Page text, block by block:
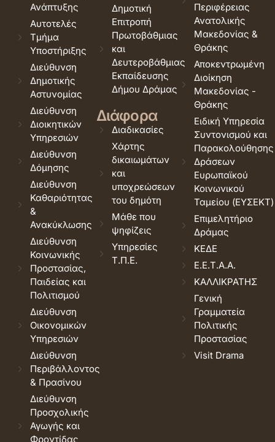
Ανάπτυξης
Αυτοτελές
Τμήμα
Υποστήριξης
Διεύθυνση
Δημοτικής
Αστυνομίας
Διεύθυνση
Διοικητικών
Υπηρεσιών
Διεύθυνση
Δόμησης
Διεύθυνση
Καθαριότητας
&
Ανακύκλωσης
Διεύθυνση
Κοινωνικής
Προστασίας,
Παιδείας και
Πολιτισμού
Διεύθυνση
Οικονομικών
Υπηρεσιών
Διεύθυνση
Περιβάλλοντος
& Πρασίνου
Διεύθυνση
Προσχολικής
Αγωγής και
Φροντίδας
Δημοτική
Επιτροπή
Πρωτοβάθμιας
και
Δευτεροβάθμιας
Εκπαίδευσης
Δήμου Δράμας
Διάφορα
Διαδικασίες
Χάρτης
δικαιωμάτων
και
υποχρεώσεων
του δημότη
Μάθε που
ψηφίζεις
Υπηρεσίες
Τ.Π.Ε.
Περιφέρειας
Ανατολικής
Μακεδονίας &
Θράκης
Αποκεντρωμένη
Διοίκηση
Μακεδονίας -
Θράκης
Ειδική Υπηρεσία
Συντονισμού και
Παρακολούθησης
Δράσεων
Ευρωπαϊκού
Κοινωνικού
Ταμείου (ΕΥΣΕΚΤ)
Επιμελητήριο
Δράμας
ΚΕΔΕ
Ε.Ε.Τ.Α.Α.
ΚΑΛΛΙΚΡΑΤΗΣ
Γενική
Γραμματεία
Πολιτικής
Προστασίας
Visit Drama